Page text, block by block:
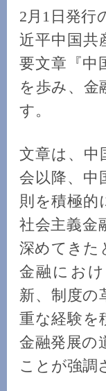
2月1日発行
近平中国共
要文章『中
を歩み、金
す。
文章は、中
会以降、中
則を積極的
社会主義金
深めてきた
金融にお
新、制度の
重な経験を
金融発展の
ことが強調